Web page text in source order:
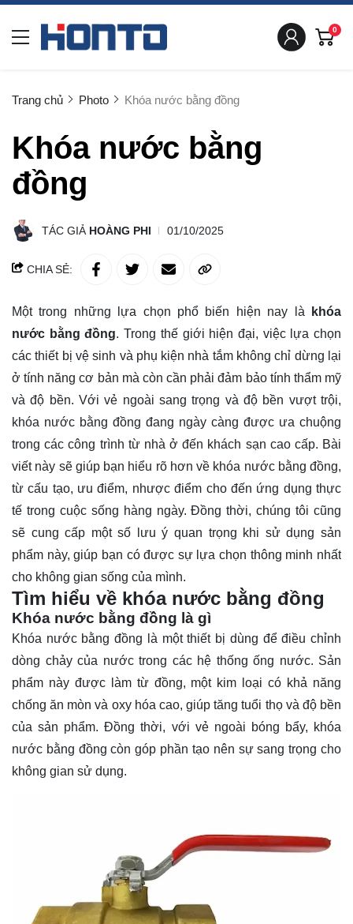
0
Trang chủ Photo Khóa nước bằng đồng
Khóa nước bằng
đồng
TÁC GIẢ HOÀNG PHI 01/10/2025
CHIA SẺ:
Một trong những lựa chọn phổ biến hiện nay là
khóa
nước bằng đồng. Trong thế giới hiện đại, việc lựa chọn
các thiết bị vệ sinh và phụ kiện nhà tắm không chỉ dừng lại
ở tính năng cơ bản mà còn cần phải đảm bảo tính thẩm mỹ
và độ bền. Với vẻ ngoài sang trọng và độ bền vượt trội,
khóa nước bằng đồng đang ngày càng được ưa chuộng
trong các công trình từ nhà ở đến khách sạn cao cấp. Bài
viết này sẽ giúp bạn hiểu rõhơn về khóa nước bằng đồng,
từ cấu tạo, ưu điểm, nhược điểm cho đến ứng dụng thực
tế trong cuộc sống hàng ngày. Đồng thời, chúng tôi cũng
sẽ cung cấp một số lưu ý quan trọng khi sử dụng sản
phẩm này, giúp bạn có được sự lựa chọn thông minh nhất
cho không gian sống của mình.
Tìm hiểu về khóa nước bằng đồng
Khóa nước bằng đồng là gì
Khóa nước bằng đồng là một thiết bị dùng để điều chỉnh
dòng chảy của nước trong các hệ thống ống nước. Sản
phẩm này được làm từ đồng, một kim loại có khả năng
chống ăn mòn và oxy hóa cao, giúp tăng tuổi thọ và độ bền
của sản phẩm. Đồng thời, với vẻ ngoài bóng bẩy, khóa
nước bằng đồng còn góp phần tạo nên sự sang trọng cho
không gian sử dụng.